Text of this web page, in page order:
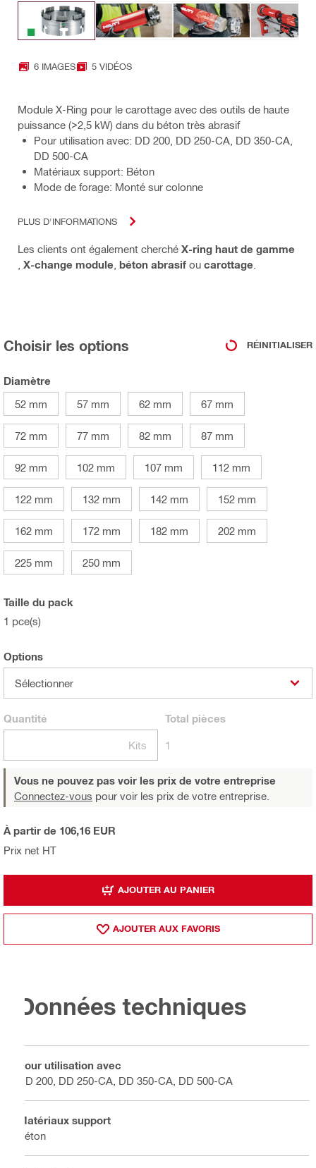
6 IMAGES 5 VIDÉOS
Module X-Ring pour le carottage avec des outils de haute
puissance (>2,5 kW) dans du béton très abrasif
Pour utilisation avec: DD 200, DD 250-CA, DD 350-CA,
DD 500-CA
Matériaux support: Béton
Mode de forage: Monté sur colonne
PLUS D'INFORMATIONS
Les clients ont également cherché X-ring haut de gamme
X-change module béton abrasif ou carottage
Choisir les options RÉINITIALISER
Diamètre
52 mm
57 mm 62 mm 67 mm
72 mm 77 mm 82 mm 87 mm
92 mm 102 mm 107 mm 112 mm
122 mm 132 mm 142 mm 152 mm
162 mm 172 mm 182 mm 202 mm
225 mm 250 mm
Taille du pack
1 pce(s)
Options
Sélectionner
Quantité
Kits
Total pièces
1
Vous ne pouvez pas voir les prix de votre entreprise
Connectez-vous pour voir les prix de votre entreprise.
Prix net HT
À partir de 106,16 EUR
AJOUTER AU PANIER
AJOUTER AUX FAVORIS
Données techniques
Pour utilisation avec
DD 200, DD 250-CA, DD 350-CA, DD 500-CA
Matériaux support
Béton